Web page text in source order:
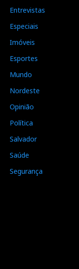
Entrevistas
Especiais
Imóveis
Esportes
Mundo
Nordeste
Opinião
Política
Salvador
Saúde
Segurança